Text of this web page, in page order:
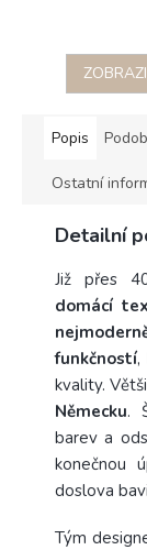
Popis
Ostatní
Detailní
Již přes
domácí
funkčností,
kvality.
Německu.
barev a
konečnou
doslova
Tým